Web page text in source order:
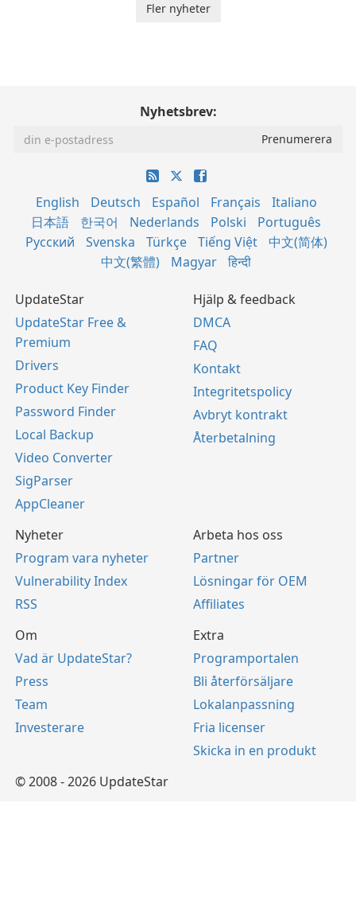
Fler nyheter
Nyhetsbrev:
English Deutsch Español Français
Italiano
日本語
한국어 Nederlands Polski
Português
Русский
Svenska Türkçe Tiếng Việt
中文(简体)
中文(繁體)
Magyar हिन्दी
UpdateStar
UpdateStar Free &
Premium
Drivers
Product Key Finder
Password Finder
Local Backup
Video Converter
SigParser
AppCleaner
Hjälp & feedback
DMCA
FAQ
Kontakt
Integritetspolicy
Avbryt kontrakt
Återbetalning
Nyheter
Program vara nyheter
Vulnerability Index
RSS
Arbeta hos oss
Partner
Lösningar för OEM
Affiliates
Om
Vad är UpdateStar?
Press
Team
Investerare
Extra
Programportalen
Bli återförsäljare
Lokalanpassning
Fria licenser
Skicka in en produkt
© 2008 - 2026 UpdateStar